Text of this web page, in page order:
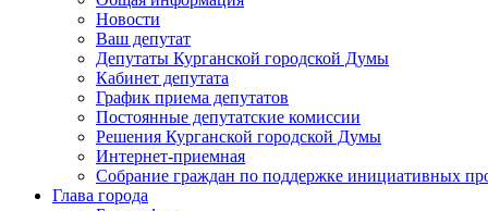
Новости
Ваш депутат
Депутаты Курганской городской Думы
Кабинет депутата
График приема депутатов
Постоянные депутатские комиссии
Решения Курганской городской Думы
Интернет-приемная
Собрание граждан по поддержке инициативных
Глава города